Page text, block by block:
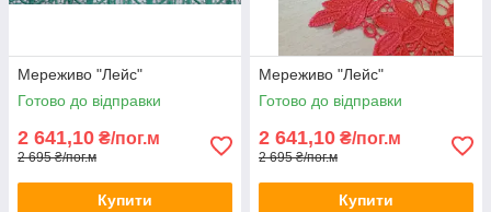
Мереживо "Лейс"
Готово до відправки
2 641,10 ₴/пог.м
2 695 ₴/пог.м
Купити
Мереживо "Лейс"
Готово до відправки
2 641,10 ₴/пог.м
2 695 ₴/пог.м
Купити